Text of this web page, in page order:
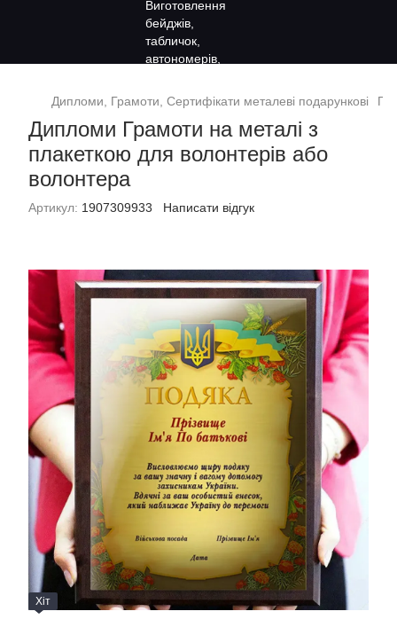
Дипломи, Грамоти, Сертифікати металеві подарункові
Дипломи Грамоти на металі з
плакеткою для волонтерів або
волонтера
Артикул: 1907309933 Написати відгук
Хіт